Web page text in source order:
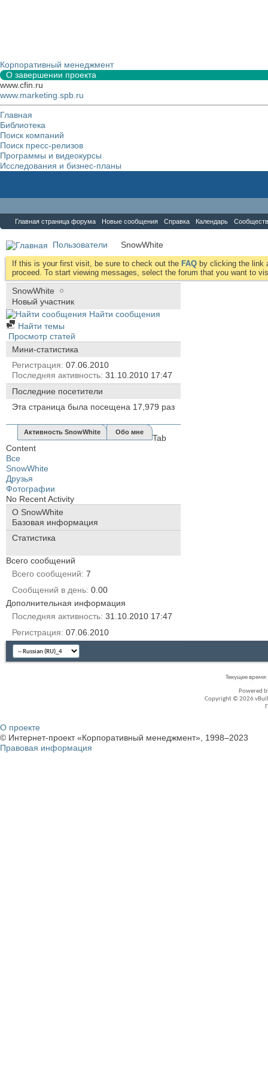
Корпоративный менеджмент
О завершении проекта
www.cfin.ru
www.marketing.spb.ru
Главная
Библиотека
Поиск компаний
Поиск пресс-релизов
Программы и видеокурсы
Исследования и бизнес-планы
Главная страница форума Новые сообщения Справка Календарь
Пользователи SnowWhite
If this is your first visit, be sure to check out the FAQ by clicking the link
proceed. To start viewing messages, select the forum that you want to
SnowWhite
Новый участник
Найти сообщения
Найти темы
Просмотр статей
Мини-статистика
Регистрация 07.06.2010
Последняя активность 31.10.2010 17:47
Последние посетители
Эта страница была посещена 17,979 раз
Активность SnowWhite Обо мне
Tab
Content
Все
SnowWhite
Друзья
Фотографии
No Recent Activity
О SnowWhite
Базовая информация
Статистика
Всего сообщений
Всего сообщений 7
Сообщений в день 0.00
Дополнительная информация
Последняя активность 31.10.2010 17:47
Регистрация 07.06.2010
Текущее время:
Powered
Copyright © 2026
О проекте
© Интернет-проект «Корпоративный менеджмент», 1998–2023
Правовая информация